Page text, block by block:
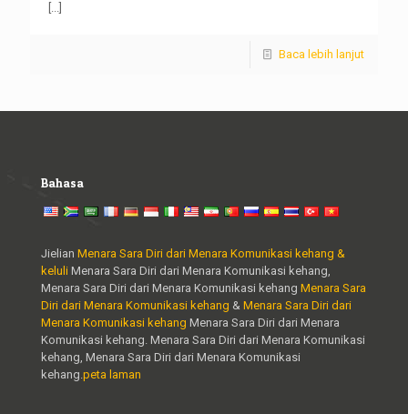
[...]
Baca lebih lanjut
Bahasa
Jielian Menara Sara Diri dari Menara Komunikasi kehang &
keluli Menara Sara Diri dari Menara Komunikasi kehang,
Menara Sara Diri dari Menara Komunikasi kehang Menara Sara
Diri dari Menara Komunikasi kehang & Menara Sara Diri dari
Menara Komunikasi kehang Menara Sara Diri dari Menara
Komunikasi kehang. Menara Sara Diri dari Menara Komunikasi
kehang, Menara Sara Diri dari Menara Komunikasi
kehang.peta laman